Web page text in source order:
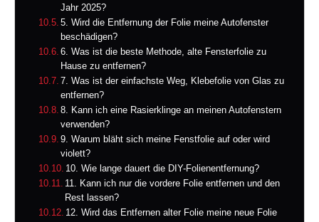
Jahr 2025?
5. Wird die Entfernung der Folie meine Autofenster
beschädigen?
6. Was ist die beste Methode, alte Fensterfolie zu
Hause zu entfernen?
7. Was ist der einfachste Weg, Klebefolie von Glas zu
entfernen?
8. Kann ich eine Rasierklinge an meinen Autofenstern
verwenden?
9. Warum bläht sich meine Fenstfolie auf oder wird
violett?
10. Wie lange dauert die DIY-Folienentfernung?
11. Kann ich nur die vordere Folie entfernen und den
Rest lassen?
12. Wird das Entfernen alter Folie meine neue Folie